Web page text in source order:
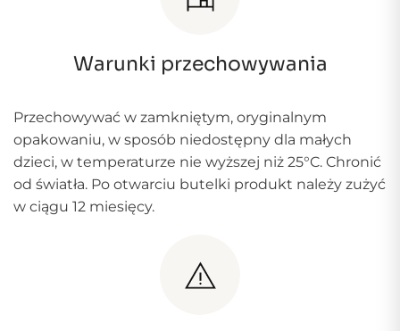
Warunki przechowywania
Przechowywać w zamkniętym, oryginalnym
opakowaniu, w sposób niedostępny dla małych
dzieci, w temperaturze nie wyższej niż 25°C. Chronić
od światła. Po otwarciu butelki produkt należy zużyć
w ciągu 12 miesięcy.